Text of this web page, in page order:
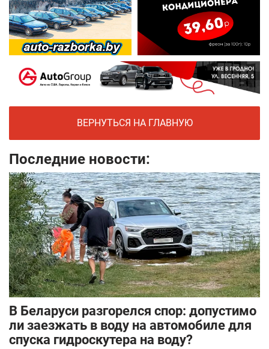
ВЕРНУТЬСЯ НА ГЛАВНУЮ
Последние новости:
В Беларуси разгорелся спор: допустимо
ли заезжать в воду на автомобиле для
спуска гидроскутера на воду?